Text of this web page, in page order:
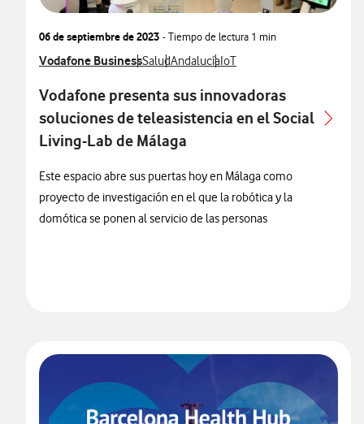
06 de septiembre de 2023 - Tiempo de lectura 1 min
Ver más notas de prensa relacionados con
Vodafone BusinessVer más notas de prensa relacionados con
SaludVer más notas de prensa relacionados
AndalucíaVer más notas de prensa
IoT
Vodafone presenta sus innovadoras
soluciones de teleasistencia en el Social
Living-Lab de Málaga
Este espacio abre sus puertas hoy en Málaga como
proyecto de investigación en el que la robótica y la
domótica se ponen al servicio de las personas